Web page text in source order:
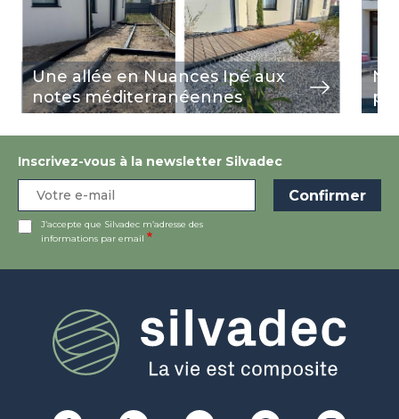
Une allée en Nuances Ipé aux
notes méditerranéennes
Inscrivez-vous à la newsletter Silvadec
J’accepte que Silvadec m’adresse des
informations par email